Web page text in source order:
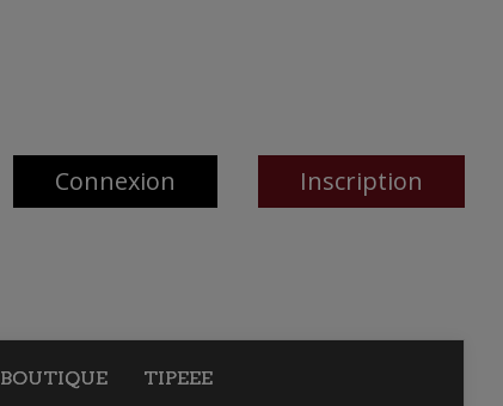
Connexion Inscription
BOUTIQUE TIPEEE